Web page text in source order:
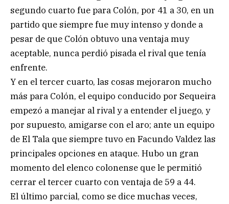
segundo cuarto fue para Colón, por 41 a 30, en un
partido que siempre fue muy intenso y donde a
pesar de que Colón obtuvo una ventaja muy
aceptable, nunca perdió pisada el rival que tenía
enfrente.
Y en el tercer cuarto, las cosas mejoraron mucho
más para Colón, el equipo conducido por Sequeira
empezó a manejar al rival y a entender el juego, y
por supuesto, amigarse con el aro; ante un equipo
de El Tala que siempre tuvo en Facundo Valdez las
principales opciones en ataque. Hubo un gran
momento del elenco colonense que le permitió
cerrar el tercer cuarto con ventaja de 59 a 44.
El último parcial, como se dice muchas veces,